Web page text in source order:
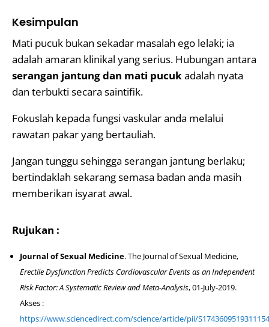
Kesimpulan
Mati pucuk bukan sekadar masalah ego lelaki; ia
adalah amaran klinikal yang serius. Hubungan antara
serangan jantung dan mati pucuk adalah nyata
dan terbukti secara saintifik.
Fokuslah kepada fungsi vaskular anda melalui
rawatan pakar yang bertauliah.
Jangan tunggu sehingga serangan jantung berlaku;
bertindaklah sekarang semasa badan anda masih
memberikan isyarat awal.
Rujukan :
Journal of Sexual Medicine. The Journal of Sexual Medicine,
Erectile Dysfunction Predicts Cardiovascular Events as an Independent
Risk Factor: A Systematic Review and Meta-Analysis, 01-July-2019.
Akses :
https://www.sciencedirect.com/science/article/pii/S1743609519311154